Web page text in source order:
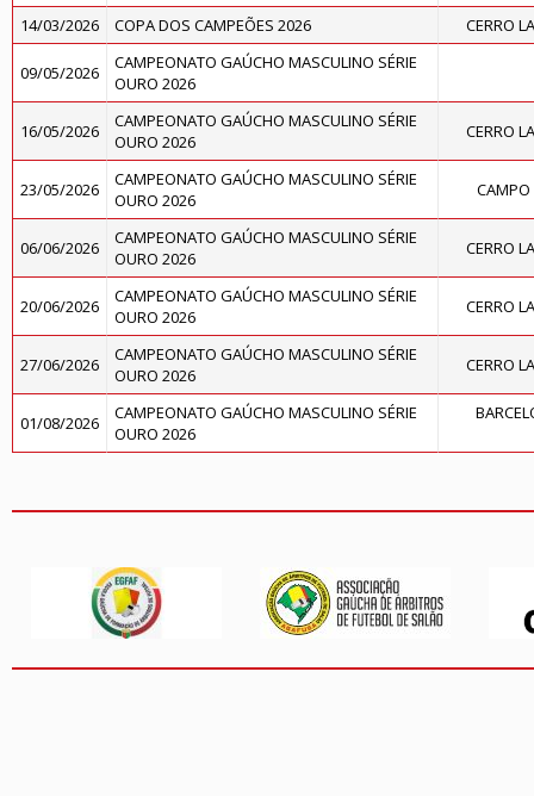
14/03/2026
COPA DOS CAMPEÕES 2026 CERRO
09/05/2026
CAMPEONATO GAÚCHO MASCULINO SÉRIE
OURO 2026
16/05/2026
CAMPEONATO GAÚCHO MASCULINO SÉRIE
OURO 2026
CERRO
23/05/2026
CAMPEONATO GAÚCHO MASCULINO SÉRIE
OURO 2026
CAMPO
06/06/2026
CAMPEONATO GAÚCHO MASCULINO SÉRIE
OURO 2026
CERRO
20/06/2026
CAMPEONATO GAÚCHO MASCULINO SÉRIE
OURO 2026
CERRO
27/06/2026
CAMPEONATO GAÚCHO MASCULINO SÉRIE
OURO 2026
CERRO
01/08/2026
CAMPEONATO GAÚCHO MASCULINO SÉRIE
OURO 2026